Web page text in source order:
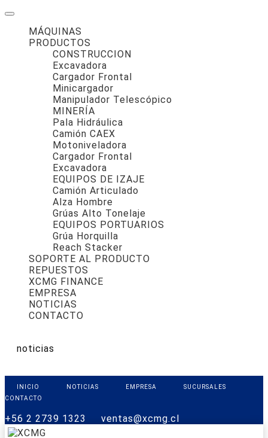
MÁQUINAS
PRODUCTOS
CONSTRUCCION
Excavadora
Cargador Frontal
Minicargador
Manipulador Telescópico
MINERÍA
Pala Hidráulica
Camión CAEX
Motoniveladora
Cargador Frontal
Excavadora
EQUIPOS DE IZAJE
Camión Articulado
Alza Hombre
Grúas Alto Tonelaje
EQUIPOS PORTUARIOS
Grúa Horquilla
Reach Stacker
SOPORTE AL PRODUCTO
REPUESTOS
XCMG FINANCE
EMPRESA
NOTICIAS
CONTACTO
noticias
INICIO NOTICIAS EMPRESA
SUCURSALES
CONTACTO
+56 2 2739 1323 ventas@xcmg.cl